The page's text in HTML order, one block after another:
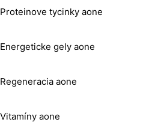
Proteinove tycinky aone
Energeticke gely aone
Regeneracia aone
Vitamíny aone